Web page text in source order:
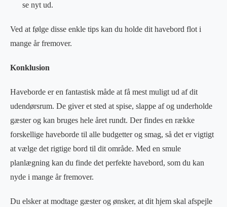
se nyt ud.
Ved at følge disse enkle tips kan du holde dit havebord flot i
mange år fremover.
Konklusion
Haveborde er en fantastisk måde at få mest muligt ud af dit
udendørsrum. De giver et sted at spise, slappe af og underholde
gæster og kan bruges hele året rundt. Der findes en række
forskellige haveborde til alle budgetter og smag, så det er vigtigt
at vælge det rigtige bord til dit område. Med en smule
planlægning kan du finde det perfekte havebord, som du kan
nyde i mange år fremover.
Du elsker at modtage gæster og ønsker, at dit hjem skal afspejle